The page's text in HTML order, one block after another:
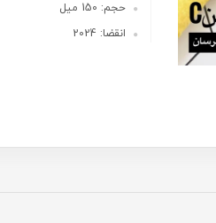
حجم: 150 میل
انقضا: 2024